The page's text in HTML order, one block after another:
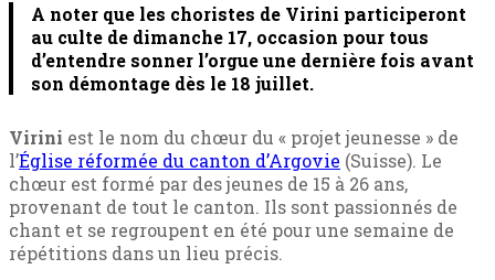
A noter que les choristes de Virini participeront
au culte de dimanche 17, occasion pour tous
d’entendre sonner l’orgue une dernière fois avant
son démontage dès le 18 juillet.
Virini est le nom du chœur du « projet jeunesse » de
l’Église réformée du canton d’Argovie (Suisse). Le
chœur est formé par des jeunes de 15 à 26 ans,
provenant de tout le canton. Ils sont passionnés de
chant et se regroupent en été pour une semaine de
répétitions dans un lieu précis.